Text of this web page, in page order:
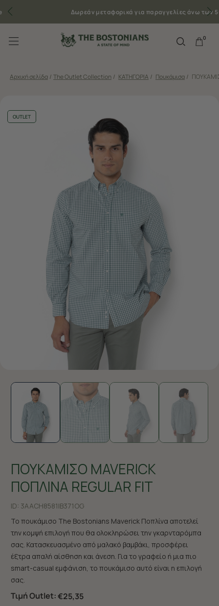
Δωρεάν μεταφορικά για παραγγελίες άνω των 50€
0
Αρχική σελίδα / The Outlet Collection / ΚΑΤΗΓΟΡΙΑ / Πουκάμισα /
OUTLET
ΠΟΥΚΑΜΙΣΟ MAVERICK
ΠΟΠΛΙΝΑ REGULAR FIT
ID: 3AACH8581|B371OG
Το πουκάμισο The Bostonians Maverick Ποπλίνα αποτελεί
την κομψή επιλογή που θα ολοκληρώσει την γκαρνταρόμπα
σας. Κατασκευασμένο από μαλακό βαμβάκι, προσφέρει
έξτρα απαλή αίσθηση και άνεση. Για το γραφείο ή μια πιο
smart-casual εμφάνιση, το πουκάμισο αυτό είναι η επιλογή
σας.
Τιμή Outlet:€25,35